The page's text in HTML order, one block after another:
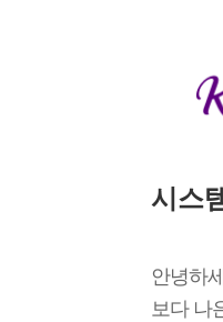
시스
안녕하
보다 나